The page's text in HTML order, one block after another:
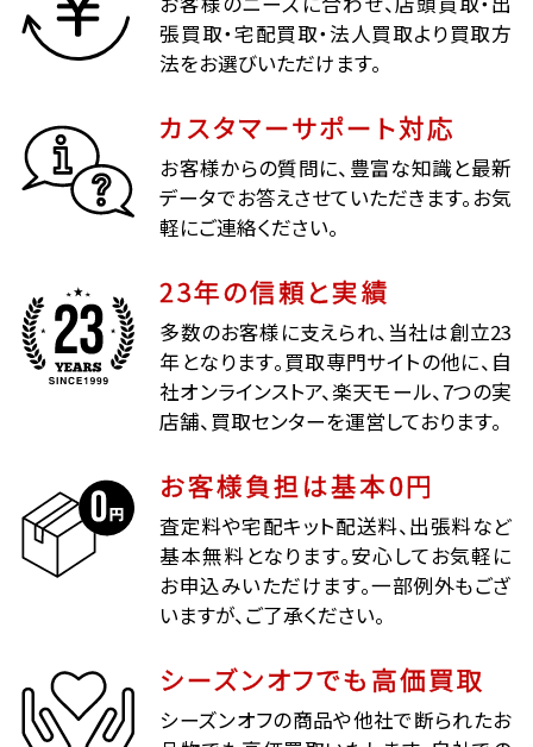
張買取・宅配買取・法人買取より買取方
法をお選びいただけます。
カスタマーサポート対応
お客様からの質問に、豊富な知識と最新
データでお答えさせていただきます。お気
軽にご連絡ください。
23年の信頼と実績
多数のお客様に支えられ、当社は創立23
年となります。買取専門サイトの他に、自
社オンラインストア、楽天モール、7つの実
店舗、買取センターを運営しております。
お客様負担は基本0円
査定料や宅配キット配送料、出張料など
基本無料となります。安心してお気軽に
お申込みいただけます。一部例外もござ
いますが、ご了承ください。
シーズンオフでも高価買取
シーズンオフの商品や他社で断られたお